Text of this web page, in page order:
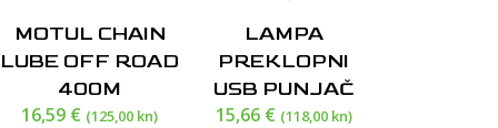
MOTUL CHAIN
LUBE OFF ROAD
400M
16,59 € (125,00 kn)
LAMPA
PREKLOPNI
USB PUNJAČ
15,66 € (118,00 kn)